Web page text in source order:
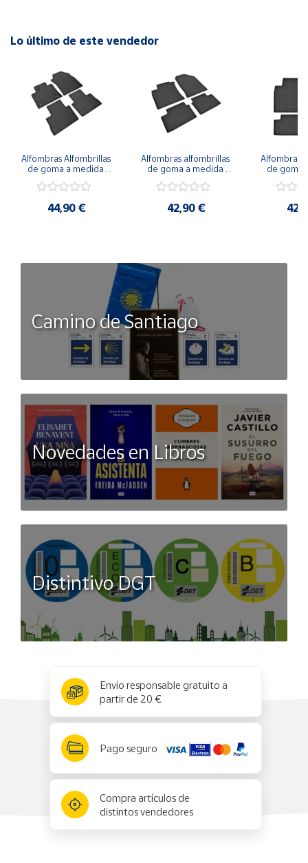
Lo último de este vendedor
Alfombras Alfombrillas
de goma a medida
partir de 2021
44,90 €
Alfombras alfombrillas
de goma a medida
desde 2018
42,90 €
Alfombras
de goma
Camino de Santiago
Novedades en Libros
Distintivo DGT
Envío responsable gratuito a
partir de 20 €
Pago seguro
Compra artículos de
distintos vendedores